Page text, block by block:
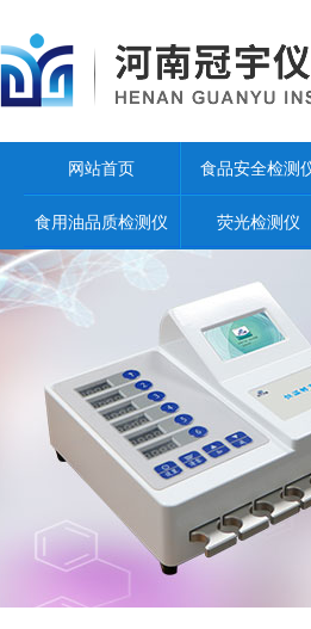
网站首页 食品安全检测
食用油品质检测仪 荧光检测仪